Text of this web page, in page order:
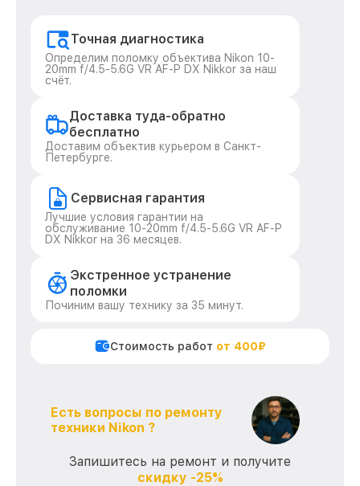
Точная диагностика
Определим поломку объектива Nikon 10-
20mm f/4.5-5.6G VR AF-P DX Nikkor за наш
счёт.
Доставка туда-обратно
бесплатно
Доставим объектив курьером в Санкт-
Петербурге.
Сервисная гарантия
Лучшие условия гарантии на
обслуживание 10-20mm f/4.5-5.6G VR AF-P
DX Nikkor на 36 месяцев.
Экстренное устранение
поломки
Починим вашу технику за 35 минут.
Стоимость работ от 400₽
Есть вопросы по ремонту
техники Nikon ?
Запишитесь на ремонт и получите
скидку -25%